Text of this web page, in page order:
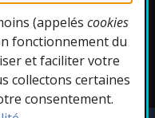
(appeléscookies
fonctionnement du
et faciliter votre
collectons certaines
consentement.